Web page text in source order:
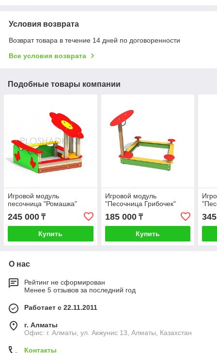
Условия возврата
Возврат товара в течение 14 дней по договоренности
Все условия возврата
Подобные товары компании
Игровой модуль
песочница "Ромашка"
245 000 ₸
Купить
Игровой модуль
"Песочница Грибочек"
185 000₸
Купить
О нас
Рейтинг не сформирован
Менее 5 отзывов за последний год
Работает с 22.11.2011
г. Алматы
Офис: г. Алматы, ул. Акжунис 13, Алматы, Казахстан
Контакты